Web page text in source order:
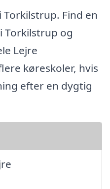
Find en
og
Lejre
køreskoler, hvis
efter en dygtig